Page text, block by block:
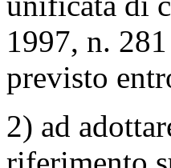
1997, n.
previsto
2) ad